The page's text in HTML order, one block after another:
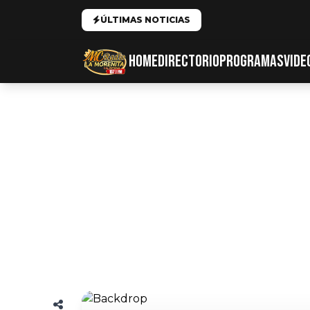
ÚLTIMAS NOTICIAS
HOMEDIRECTORIOPROGRAMAS